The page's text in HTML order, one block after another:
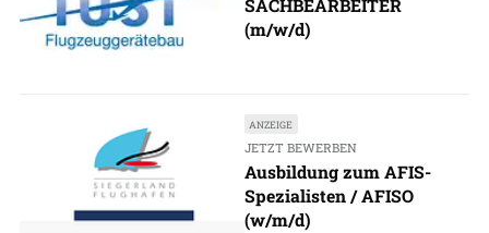
SACHBEARBEITER
(m/w/d)
ANZEIGE
JETZT BEWERBEN
Ausbildung zum AFIS-
Spezialisten / AFISO
(w/m/d)